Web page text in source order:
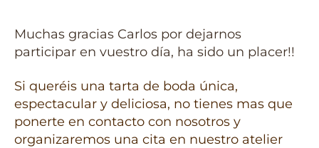
Muchas gracias Carlos por dejarnos
participar en vuestro día, ha sido un placer!!
Si queréis una tarta de boda única,
espectacular y deliciosa, no tienes mas que
ponerte en contacto con nosotros y
organizaremos una cita en nuestro atelier